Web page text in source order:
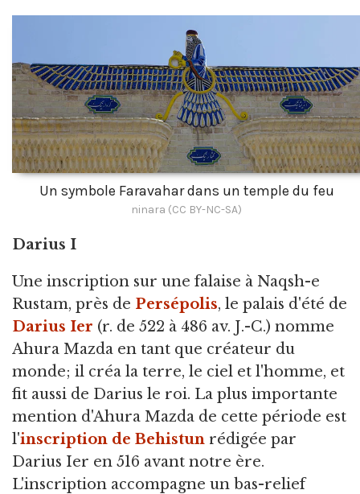
Un symbole Faravahar dans un temple du feu
ninara (CC BY-NC-SA)
Darius I
Une inscription sur une falaise à Naqsh-e
Rustam, près de Persépolis, le palais d'été de
Darius Ier (r. de 522 à 486 av. J.-C.) nomme
Ahura Mazda en tant que créateur du
monde; il créa la terre, le ciel et l'homme, et
fit aussi de Darius le roi. La plus importante
mention d'Ahura Mazda de cette période est
l'inscription de Behistun rédigée par
Darius Ier en 516 avant notre ère.
L'inscription accompagne un bas-relief